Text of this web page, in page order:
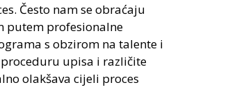
Često nam se obraćaju
putem profesionalne
s obzirom na talente i
upisa i različite
olakšava cijeli proces